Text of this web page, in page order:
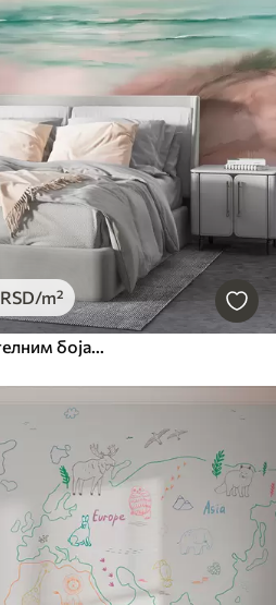
RSD/m²
Апстрактни пејзаж у пастелним бојама, плажа, море, аквамарин и ружичаста палета боја, потези четкицом